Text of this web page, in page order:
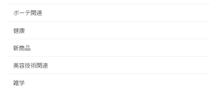
ボーテ関連
健康
新商品
美容技術関連
雑学